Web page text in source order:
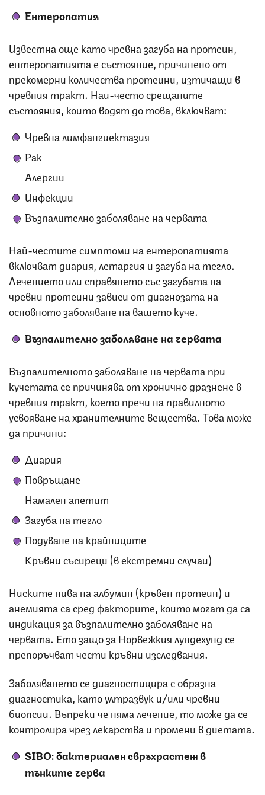
Ентеропатия
Известна още като чревна загуба на протеин,
ентеропатията е състояние, причинено от
прекомерни количества протеини, изтичащи в
чревния тракт. Най-често срещаните
състояния, които водят до това, включват:
Чревна лимфангиектазия
Рак
Алергии
Инфекции
Възпалително заболяване на червата
Най-честите симптоми на ентеропатията
включват диария, летаргия и загуба на тегло.
Лечението или справянето със загубата на
чревни протеини зависи от диагнозата на
основното заболяване на вашето куче.
Възпалително заболяване на червата
Възпалителното заболяване на червата при
кучетата се причинява от хронично дразнене в
чревния тракт, което пречи на правилното
усвояване на хранителните вещества. Това може
да причини:
Диария
Повръщане
Намален апетит
Загуба на тегло
Подуване на крайниците
Кръвни съсиреци (в екстремни случаи)
Ниските нива на албумин (кръвен протеин) и
анемията са сред факторите, които могат да са
индикация за възпалително заболяване на
червата. Ето защо за Норвежкия лундехунд се
препоръчват чести кръвни изследвания.
Заболяването се диагностицира с образна
диагностика, като ултразвук и/или чревни
биопсии. Въпреки че няма лечение, то може да се
контролира чрез лекарства и промени в диетата.
SIBO: бактериален свръхрастеж в
тънките черва